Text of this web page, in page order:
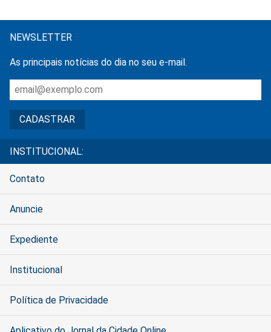
NEWSLETTER
As principais notícias do dia no seu e-mail.
INSTITUCIONAL:
Contato
Anuncie
Expediente
Institucional
Política de Privacidade